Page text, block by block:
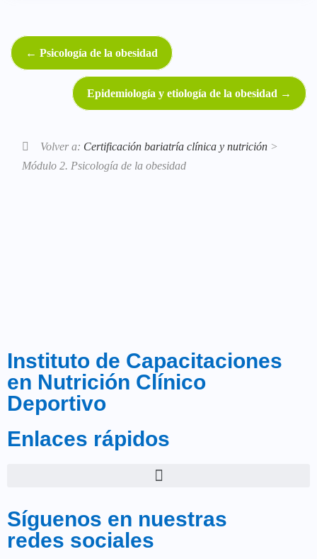
Psicología de la obesidad
Epidemiología y etiología de la obesidad
Volver a: Certificación bariatría clínica y nutrición>
Módulo 2. Psicología de la obesidad
Instituto de Capacitaciones
en Nutrición Clínico
Deportivo
Enlaces rápidos
Síguenos en nuestras
redes sociales